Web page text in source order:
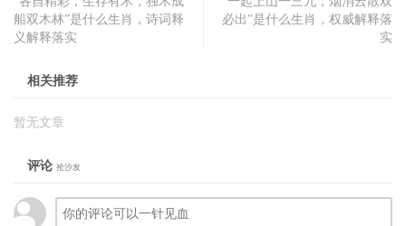
船双木林”是什么生肖，诗词释
义解释落实
必出”是什么生肖，权威解释落
实
相关推荐
暂无文章
评论 抢沙发